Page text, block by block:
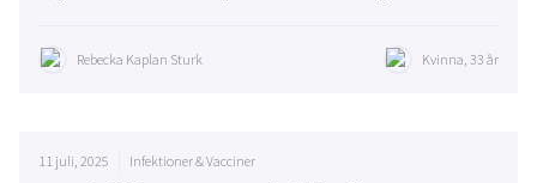
Rebecka Kaplan Sturk Kvinna, 33 år
11 juli, 2025 Infektioner & Vacciner